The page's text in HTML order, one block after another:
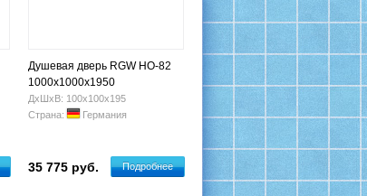
Душевая дверь RGW HO-82
1000x1000х1950
(Прозрачная)
ДхШхВ: 100х100х195
Страна:
Германия
35 775 руб. Подробнее